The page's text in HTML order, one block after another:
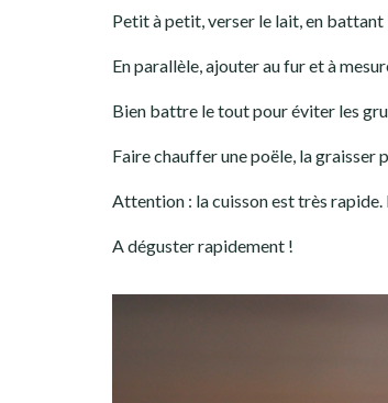
Petit à petit, verser le lait, en battant
En parallèle, ajouter au fur et à
Bien battre le tout pour éviter les
Faire chauffer une poële, la graisser
Attention : la cuisson est très
A déguster rapidement !